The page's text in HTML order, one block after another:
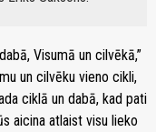
Visumā un cilvēkā,”
un cilvēku vieno cikli,
ciklā un dabā, kad pati
aicina atlaist visu lieko